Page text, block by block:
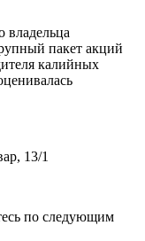
владельца
пакет акций
калийных
13/1
по следующим